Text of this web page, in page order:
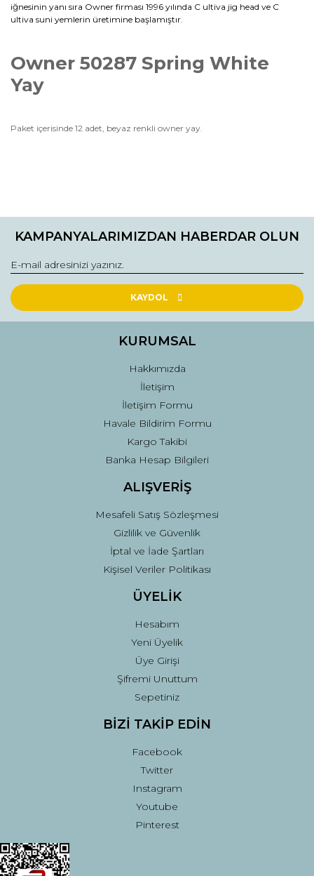
iğnesinin yanı sıra Owner firması 1996 yılında C ultiva jig head ve C
ultiva suni yemlerin üretimine başlamıştır.
Owner 50287 Spring White
Yay
Paket içerisinde 12 adet, beyaz renkli owner yay.
konularda yetersiz gördüğünüz noktaları öneri formunu
Görüş ve önerileriniz için teşekkür ederiz.
Ürün resmi kalitesiz, bozuk veya görüntülenemiyor.
Ürün açıklamasında eksik bilgiler bulunuyor.
Ürün fiyatı diğer sitelerden daha pahalı.
Gönder
KAMPANYALARIMIZDAN HABERDAR OLUN
KAYDOL
KURUMSAL
Hakkımızda
İletişim
İletişim Formu
Havale Bildirim Formu
Kargo Takibi
Banka Hesap Bilgileri
ALIŞVERİŞ
Mesafeli Satış Sözleşmesi
Gizlilik ve Güvenlik
İptal ve İade Şartları
Kişisel Veriler Politikası
ÜYELİK
Hesabım
Yeni Üyelik
Üye Girişi
Şifremi Unuttum
Sepetiniz
BİZİ TAKİP EDİN
Facebook
Twitter
Instagram
Youtube
Pinterest